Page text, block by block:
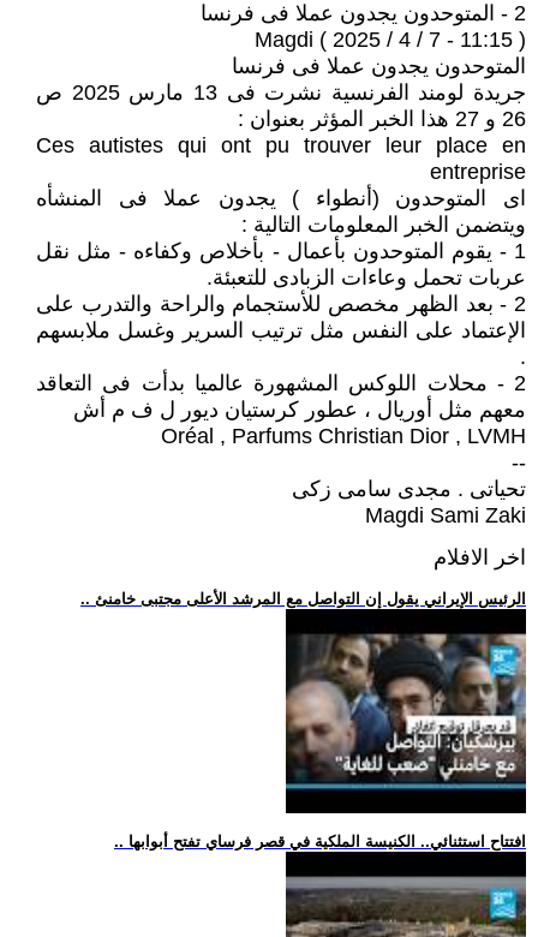
2 - المتوحدون يجدون عملا فى فرنسا
Magdi ( 2025 / 4 / 7 - 11:15 )
المتوحدون يجدون عملا فى فرنسا
جريدة لومند الفرنسية نشرت فى 13 مارس 2025 ص
26 و 27 هذا الخبر المؤثر بعنوان :
Ces autistes qui ont pu trouver leur place en
entreprise
اى المتوحدون (أنطواء ) يجدون عملا فى المنشأه
ويتضمن الخبر المعلومات التالية :
1 - يقوم المتوحدون بأعمال - بأخلاص وكفاءه - مثل نقل
عربات تحمل وعاءات الزبادى للتعبئة.
2 - بعد الظهر مخصص للأستجمام والراحة والتدرب على
الإعتماد على النفس مثل ترتيب السرير وغسل ملابسهم
.
2 - محلات اللوكس المشهورة عالميا بدأت فى التعاقد
معهم مثل أوريال ، عطور كرستيان ديور ل ف م أش
Oréal , Parfums Christian Dior , LVMH
--
تحياتى . مجدى سامى زكى
Magdi Sami Zaki
اخر الافلام
.. الرئيس الإيراني يقول إن التواصل مع المرشد الأعلى مجتبى خامنئ
.. افتتاح استثنائي.. الكنيسة الملكية في قصر فرساي تفتح أبوابها